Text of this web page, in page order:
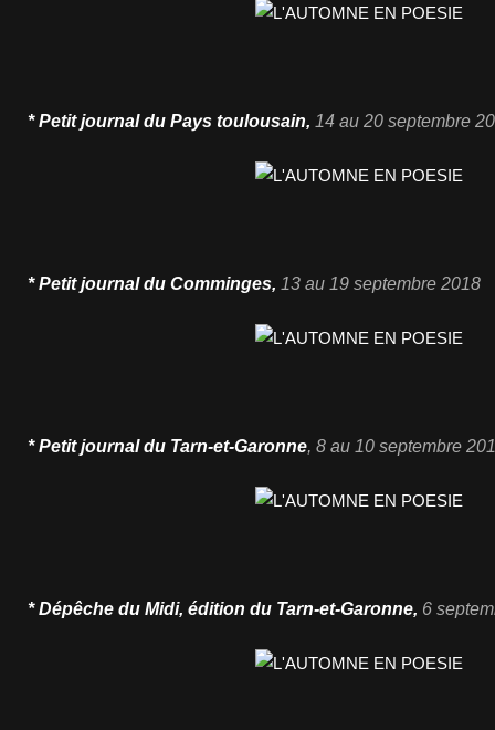
* Petit journal du Pays toulousain, 14 au 20 septembre
* Petit journal du Comminges, 13 au 19 septembre 2018
* Petit journal du Tarn-et-Garonne, 8 au 10 septembre
* Dépêche du Midi, édition du Tarn-et-Garonne, 6